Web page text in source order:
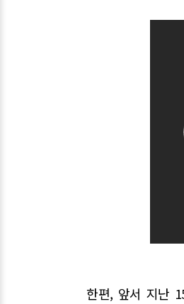
한편, 앞서 지난